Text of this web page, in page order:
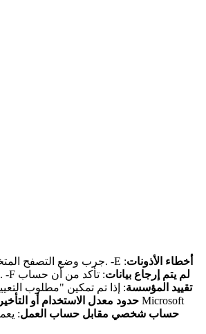
: تأكد من اكتمال موافقة المسؤول ورؤية التطبيقات في Entra ID. جرب وضع التصفح المتخفي أو امسح ذاكرة التخزين المؤقت للمتصفح. -E أخطاء الأذونات:
. -F لم يتم إرجاع بيانات: تأكد من أن حساب
تقييد المؤسسة: إذا تم تمكين "مطلوب
حدود معدل الاستخدام أو
حساب شخصي مقابل حساب العمل: